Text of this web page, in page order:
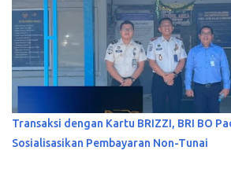
Transaksi dengan Kartu BRIZZI, BRI BO
Sosialisasikan Pembayaran Non-Tunai